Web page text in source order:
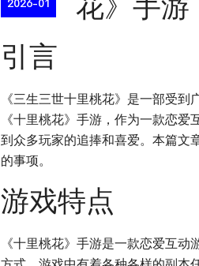
2026-01
花》手游
引言
《三生三世十里桃花》是一部受
《十里桃花》手游，作为一款恋
到众多玩家的追捧和喜爱。本篇文
的事项。
游戏特点
《十里桃花》手游是一款恋爱互